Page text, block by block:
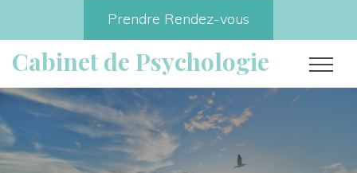
Prendre Rendez-vous
Cabinet de Psychologie